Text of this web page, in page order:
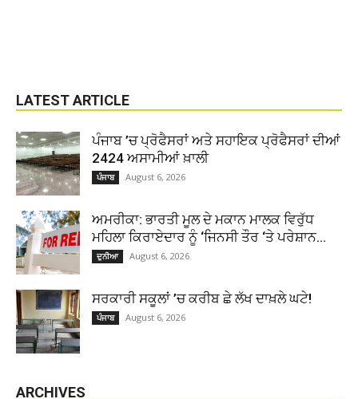
LATEST ARTICLE
ਪੰਜਾਬ ’ਚ ਪ੍ਰੋਫੈਸਰਾਂ ਅਤੇ ਸਹਾਇਕ ਪ੍ਰੋਫੈਸਰਾਂ ਦੀਆਂ
2424 ਅਸਾਮੀਆਂ ਖ਼ਾਲੀ
ਪੰਜਾਬ August 6, 2026
ਅਮਰੀਕਾ: ਭਾਰਤੀ ਮੂਲ ਦੇ ਮਕਾਨ ਮਾਲਕ ਵਿਰੁੱਧ
ਮਹਿਲਾ ਕਿਰਾਏਦਾਰ ਨੂੰ ‘ਜਿਨਸੀ ਤੌਰ ‘ਤੇ ਪਰੇਸ਼ਾਨ...
ਦੁਨੀਆ August 6, 2026
ਸਰਕਾਰੀ ਸਕੂਲਾਂ ’ਚ ਕਰੀਬ ਛੇ ਲੱਖ ਦਾਖ਼ਲੇ ਘਟੇ!
ਪੰਜਾਬ August 6, 2026
ARCHIVES